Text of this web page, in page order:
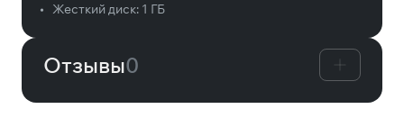
•
Жесткий диск: 1 ГБ
Отзывы0